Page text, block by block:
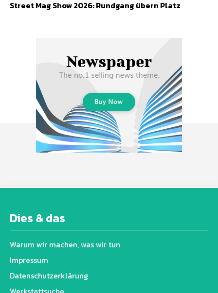
Street Mag Show 2026: Rundgang übern Platz
Dies & das
Warum wir machen, was wir tun
Impressum
Datenschutz­erklärung